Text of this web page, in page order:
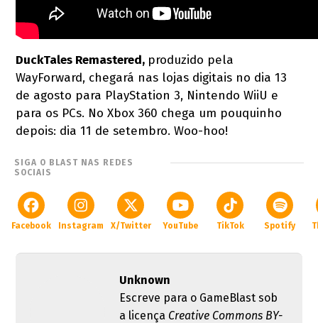
DuckTales Remastered, produzido pela
WayForward, chegará nas lojas digitais no dia 13
de agosto para PlayStation 3, Nintendo WiiU e
para os PCs. No Xbox 360 chega um pouquinho
depois: dia 11 de setembro. Woo-hoo!
SIGA O BLAST NAS REDES
SOCIAIS
Facebook Instagram X/Twitter YouTube TikTok Spotify
Unknown
Escreve para o GameBlast sob
a licença Creative Commons BY-